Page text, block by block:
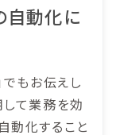
動化に
でもお伝えし
して業務を効
動化すること